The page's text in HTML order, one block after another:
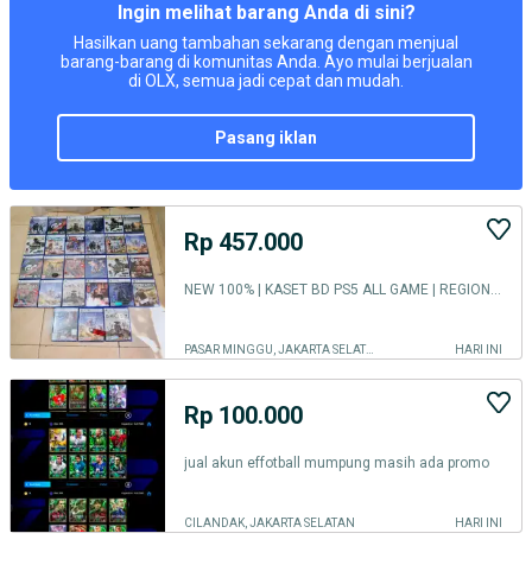
Ingin melihat barang Anda di sini?
Hasilkan uang tambahan sekarang dengan menjual
barang-barang di komunitas Anda. Ayo mulai berjualan
di OLX, semua jadi cepat dan mudah.
pasang iklan
Rp 457.000
PASAR MINGGU, JAKARTA SELATAN HARI INI
Rp 100.000
jual akun effotball mumpung masih ada promo
CILANDAK, JAKARTA SELATAN HARI INI